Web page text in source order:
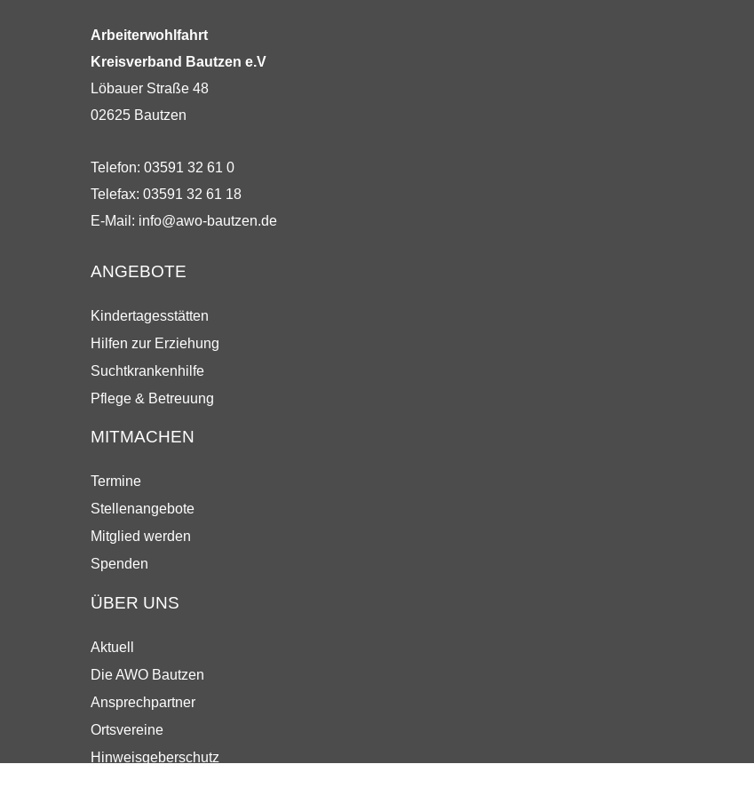
Arbeiterwohlfahrt
Kreisverband Bautzen e.V
Löbauer Straße 48
02625 Bautzen
Telefon: 03591 32 61 0
Telefax: 03591 32 61 18
E-Mail: info@awo-bautzen.de
ANGEBOTE
Kindertagesstätten
Hilfen zur Erziehung
Suchtkrankenhilfe
Pflege & Betreuung
MITMACHEN
Termine
Stellenangebote
Mitglied werden
Spenden
ÜBER UNS
Aktuell
Die AWO Bautzen
Ansprechpartner
Ortsvereine
Hinweisgeberschutz